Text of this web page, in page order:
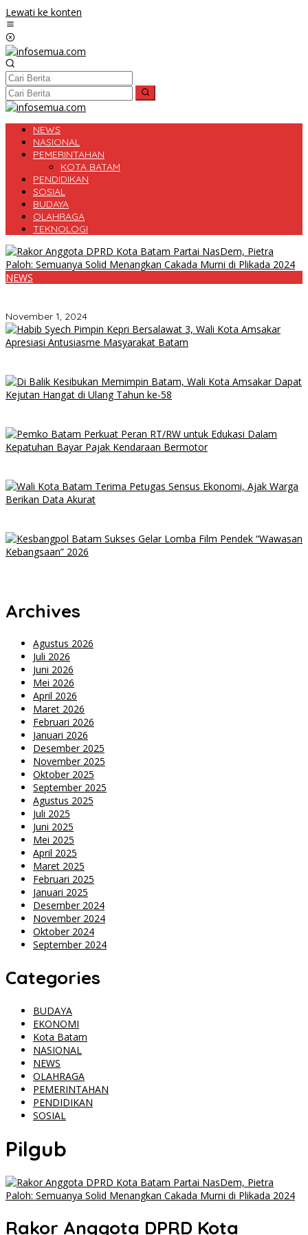
Lewati ke konten
NEWS
NASIONAL
PEMERINTAHAN
KOTA BATAM
PENDIDIKAN
SOSIAL
BUDAYA
OLAHRAGA
TEKNOLOGI
NEWS
November 1, 2024
Archives
Agustus 2026
Juli 2026
Juni 2026
Mei 2026
April 2026
Maret 2026
Februari 2026
Januari 2026
Desember 2025
November 2025
Oktober 2025
September 2025
Agustus 2025
Juli 2025
Juni 2025
Mei 2025
April 2025
Maret 2025
Februari 2025
Januari 2025
Desember 2024
November 2024
Oktober 2024
September 2024
Categories
BUDAYA
EKONOMI
Kota Batam
NASIONAL
NEWS
OLAHRAGA
PEMERINTAHAN
PENDIDIKAN
SOSIAL
Pilgub
Rakor Anggota DPRD Kota